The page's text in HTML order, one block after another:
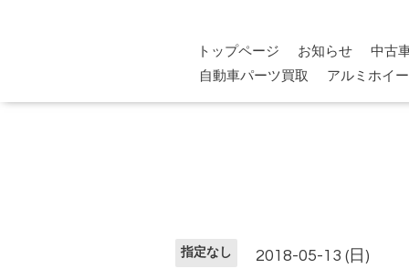
トップページ お知らせ
中古
自動車パーツ買取
アルミホイ
指定なし 2018-05-13 (日)